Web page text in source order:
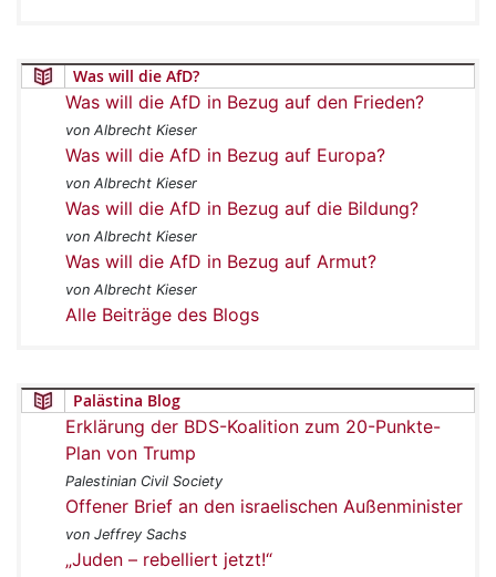
Was will die AfD?
Was will die AfD in Bezug auf den Frieden?
von Albrecht Kieser
Was will die AfD in Bezug auf Europa?
von Albrecht Kieser
Was will die AfD in Bezug auf die Bildung?
von Albrecht Kieser
Was will die AfD in Bezug auf Armut?
von Albrecht Kieser
Alle Beiträge des Blogs
Palästina Blog
Erklärung der BDS-Koalition zum 20-Punkte-
Plan von Trump
Palestinian Civil Society
Offener Brief an den israelischen Außenminister
von Jeffrey Sachs
„Juden – rebelliert jetzt!“